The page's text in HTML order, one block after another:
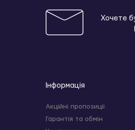
Хочете
Інформація
Акційні пропозиції
Гарантія та обмін